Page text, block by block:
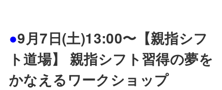
●9月7日(土)13:00〜【親指シフ
ト道場】 親指シフト習得の夢を
かなえるワークショップ